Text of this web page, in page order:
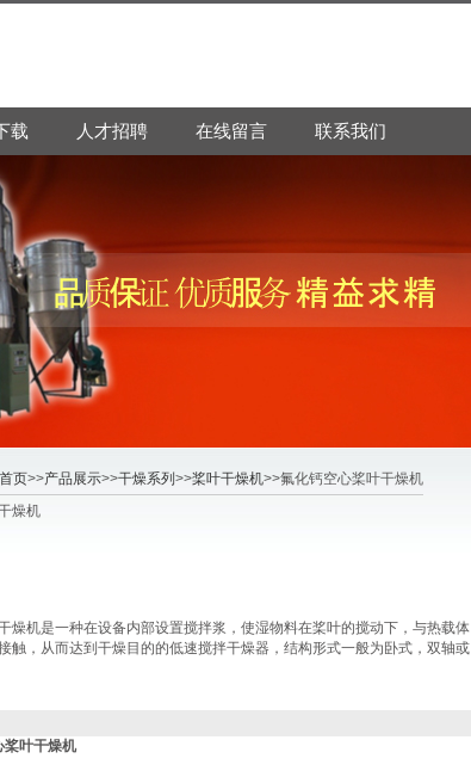
载 人才招聘 在线留言 联系我们
首页>>产品展示>>干燥系列 >>桨叶干燥机>>氟化钙空心桨叶干燥机
燥机
燥机是一种在设备内部设置搅拌浆，使湿物料在桨叶的搅动下，与热载体
触，从而达到干燥目的的低速搅拌干燥器，结构形式一般为卧式，双轴或
桨叶干燥机